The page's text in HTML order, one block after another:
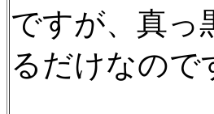
ですが、真っ
るだけなので